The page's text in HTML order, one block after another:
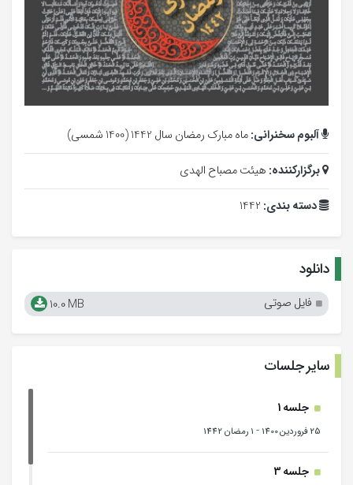
آلبوم سخنرانی:ماه مبارک رمضان سال 1442 (1400 شمسی)
برگزارکننده: هیئت مصباح الهدی
دسته بندی: 1442
دانلود
فایل صوتی 10.0 MB
سایر جلسات
جلسه 1
25 فروردین 1400 - 1 رمضان 1442
جلسه 3